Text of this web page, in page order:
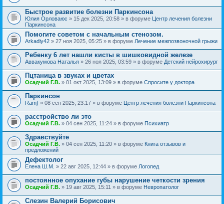
Быстрое развитие болезни Паркинсона
Юлия Орловаюс » 15 дек 2025, 20:58 » в форуме Центр лечения болезни
Паркинсона
Помогите советом с начальным стенозом.
Arkadiy42 » 27 ноя 2025, 05:25 » в форуме Лечение межпозвоночной грыжи
Ребенку 6 лет нашли кисты в шишковидной железе
Аввакумова Наталья » 26 ноя 2025, 03:59 » в форуме Детский нейрохирург
Пцтаница в звуках и цветах
Осадчий Г.В. » 01 окт 2025, 13:09 » в форуме Спросите у доктора
Паркинсон
Ram) » 08 сен 2025, 23:17 » в форуме Центр лечения болезни Паркинсона
расстройство ли это
Осадчий Г.В. » 04 сен 2025, 11:24 » в форуме Психиатр
Здравствуйте
Осадчий Г.В. » 04 сен 2025, 11:20 » в форуме Книга отзывов и
предложений
Дефектолог
Елена Ш.М. » 22 авг 2025, 12:44 » в форуме Логопед
постоянное опухание губы нарушение четкости зрения
Осадчий Г.В. » 19 авг 2025, 15:11 » в форуме Невропатолог
Слезин Валерий Борисович